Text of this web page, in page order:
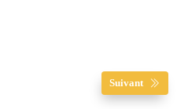
Suivant